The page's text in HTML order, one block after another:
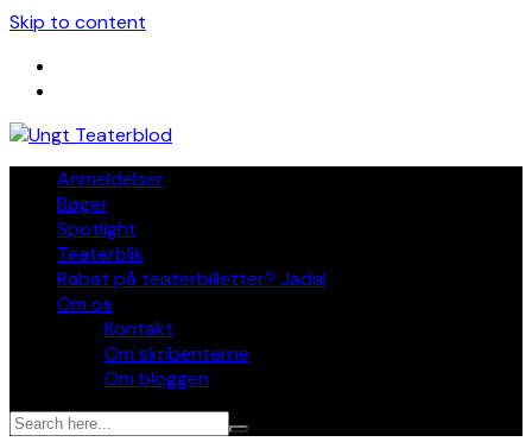
Skip to content
Anmeldelser
Bøger
Spotlight
Teaterblik
Rabat på teaterbilletter? Jada!
Om os
Kontakt
Om skribenterne
Om bloggen